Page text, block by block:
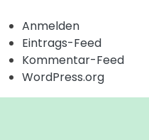
Anmelden
Eintrags-Feed
Kommentar-Feed
WordPress.org